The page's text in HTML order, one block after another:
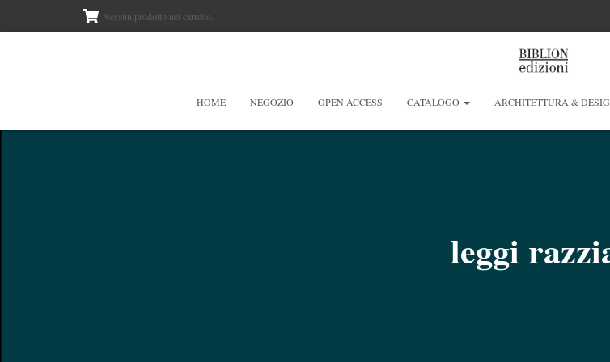
Nessun prodotto nel carrello.
HOME NEGOZIO OPEN ACCESS CATALOGO ARCHITETTURA &
leggi